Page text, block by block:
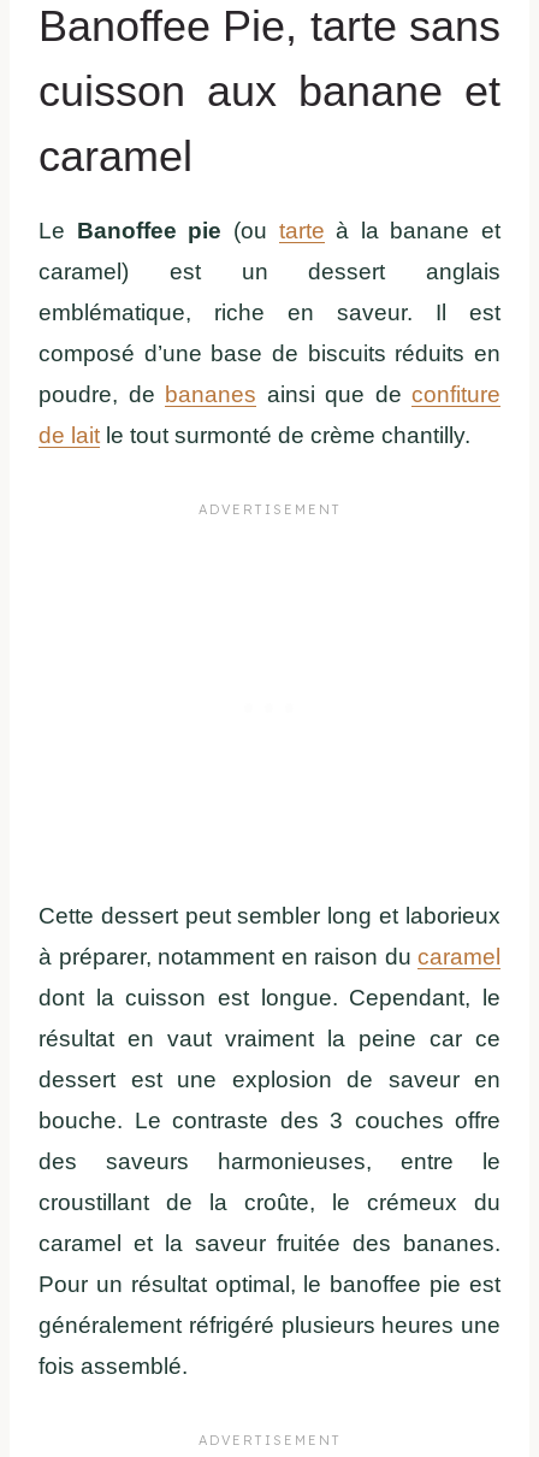
Banoffee Pie, tarte sans
cuisson aux banane et
caramel
Le Banoffee pie (ou tarte à la banane et
caramel) est un dessert anglais
emblématique, riche en saveur. Il est
composé d’une base de biscuits réduits en
poudre, de bananes ainsi que de confiture
de lait le tout surmonté de crème chantilly.
Cette dessert peut sembler long et laborieux
à préparer, notamment en raison du caramel
dont la cuisson est longue. Cependant, le
résultat en vaut vraiment la peine car ce
dessert est une explosion de saveur en
bouche. Le contraste des 3 couches offre
des saveurs harmonieuses, entre le
croustillant de la croûte, le crémeux du
caramel et la saveur fruitée des bananes.
Pour un résultat optimal, le banoffee pie est
généralement réfrigéré plusieurs heures une
fois assemblé.